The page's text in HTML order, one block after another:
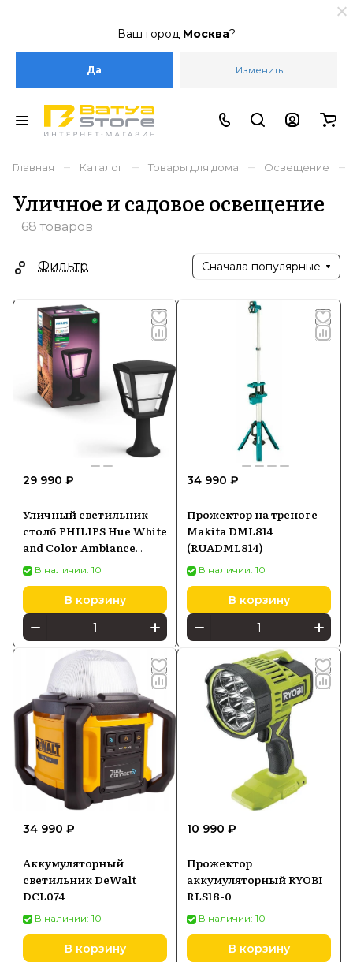
Ваш город Москва?
Да Изменить
Главная – Каталог – Товары для дома – Освещение –
Уличное и садовое освещение
68 товаров
Фильтр Сначала популярные
29 990 ₽
Уличный светильник-
столб PHILIPS Hue White
and Color Ambiance
Econic черный 1744130P7
В наличии: 10
В корзину
34 990 ₽
Прожектор на треноге
Makita DML814
(RUADML814)
В наличии: 10
В корзину
34 990 ₽
Аккумуляторный
светильник DeWalt
DCL074
В наличии: 10
В корзину
10 990 ₽
Прожектор
аккумуляторный RYOBI
RLS18-0
В наличии: 10
В корзину